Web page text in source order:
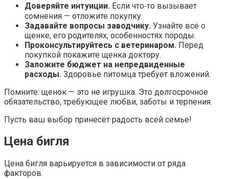
Доверяйте интуиции. Если что‑то вызывает
сомнения — отложите покупку.
Задавайте вопросы заводчику. Узнайте всё о
щенке, его родителях, особенностях породы.
Проконсультируйтесь с ветеринаром. Перед
покупкой покажите щенка доктору.
Заложите бюджет на непредвиденные
расходы. Здоровье питомца требует вложений.
Помните: щенок — это не игрушка. Это долгосрочное
обязательство, требующее любви, заботы и терпения.
Пусть ваш выбор принесёт радость всей семье!
Цена бигля
Цена бигля варьируется в зависимости от ряда
факторов.